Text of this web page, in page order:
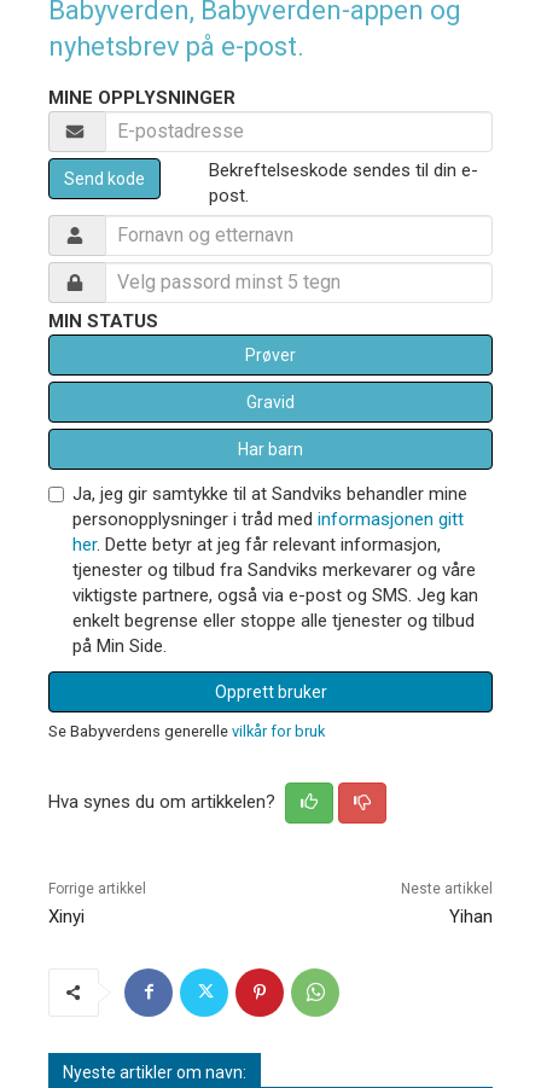
Babyverden, Babyverden-appen og
nyhetsbrev på e-post.
MINE OPPLYSNINGER
Send kode
Bekreftelseskode sendes til din e-
post.
MIN STATUS
Prøver
Gravid
Har barn
Ja, jeg gir samtykke til at Sandviks behandler mine
personopplysninger i tråd med informasjonen gitt
her. Dette betyr at jeg får relevant informasjon,
tjenester og tilbud fra Sandviks merkevarer og våre
viktigste partnere, også via e-post og SMS. Jeg kan
enkelt begrense eller stoppe alle tjenester og tilbud
på Min Side.
Opprett bruker
Se Babyverdens generelle vilkår for bruk
Hva synes du om artikkelen?
Forrige artikkel
Xinyi
Neste artikkel
Yihan
Nyeste artikler om navn: